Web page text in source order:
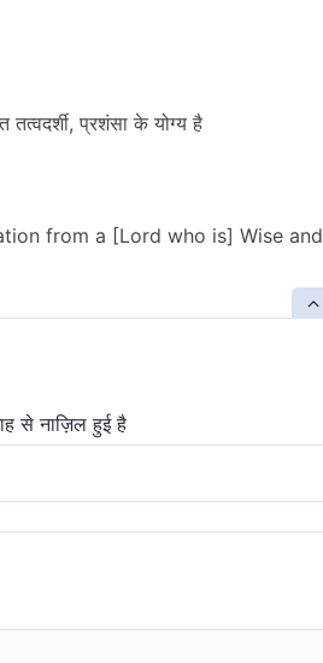
प्रशंसा के योग्य है
from a [Lord who is] Wise and
से नाज़िल हुई है